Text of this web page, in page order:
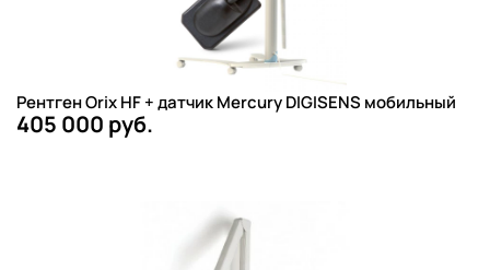
Рентген Orix HF + датчик Mercury DIGISENS мобильный
405 000 руб.